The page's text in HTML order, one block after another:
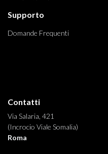
Supporto
Domande Frequenti
Contatti
Via Salaria, 421
(Incrocio Viale Somalia)
Roma